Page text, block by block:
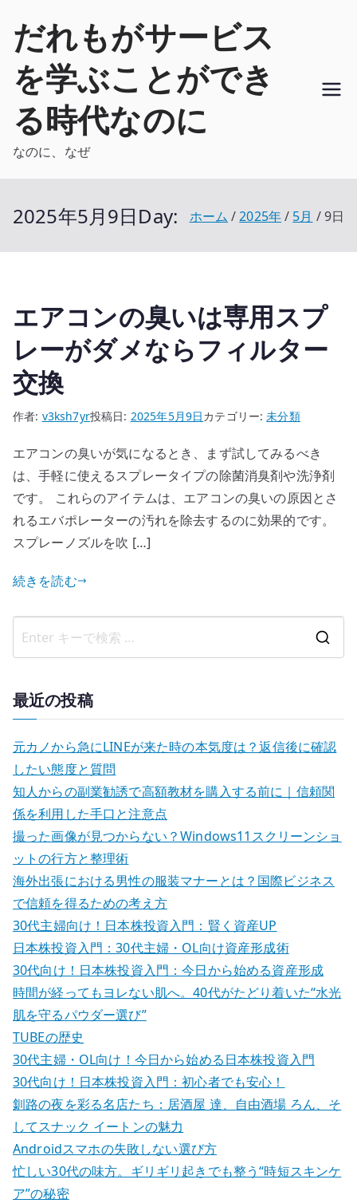
だれもがサービス
を学ぶことができ
る時代なのに
なのに、なぜ
2025年5月9日Day: ホーム 2025年 5月 9日
エアコンの臭いは専用スプ
レーがダメならフィルター
交換
作者: v3ksh7yr投稿日: 2025年5月9日カテゴリー:未分類
エアコンの臭いが気になるとき、まず試してみるべき
は、手軽に使えるスプレータイプの除菌消臭剤や洗浄剤
です。 これらのアイテムは、エアコンの臭いの原因とさ
れるエバポレーターの汚れを除去するのに効果的です。
スプレーノズルを吹 […]
続きを読む
果
最近の投稿
元カノから急にLINEが来た時の本気度は？返信後に確認
したい態度と質問
知人からの副業勧誘で高額教材を購入する前に｜信頼関
係を利用した手口と注意点
撮った画像が見つからない？Windows11スクリーンショ
ットの行方と整理術
海外出張における男性の服装マナーとは？国際ビジネス
で信頼を得るための考え方
30代主婦向け！日本株投資入門：賢く資産UP
日本株投資入門：30代主婦・OL向け資産形成術
30代向け！日本株投資入門：今日から始める資産形成
時間が経ってもヨレない肌へ。40代がたどり着いた“水光
肌を守るパウダー選び”
TUBEの歴史
30代主婦・OL向け！今日から始める日本株投資入門
30代向け！日本株投資入門：初心者でも安心！
釧路の夜を彩る名店たち：居酒屋 達、自由酒場 ろん、そ
してスナック イートンの魅力
Androidスマホの失敗しない選び方
忙しい30代の味方。ギリギリ起きでも整う“時短スキンケ
ア”の秘密